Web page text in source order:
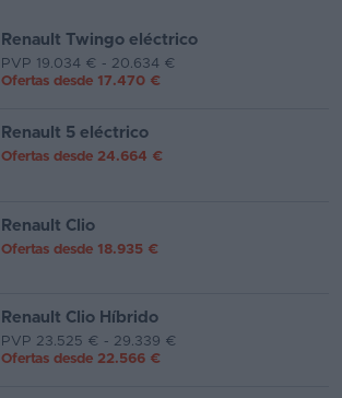
Renault Twingo eléctrico
PVP 19.034 € - 20.634 €
Ofertas desde 17.470 €
Renault 5 eléctrico
Ofertas desde 24.664 €
Renault Clio
Ofertas desde 18.935 €
Renault Clio Híbrido
PVP 23.525 € - 29.339 €
Ofertas desde 22.566 €